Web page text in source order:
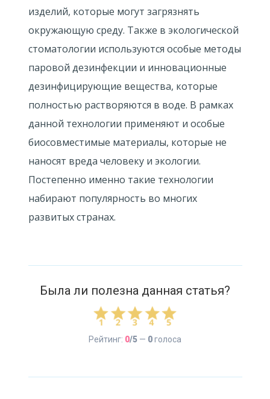
изделий, которые могут загрязнять
окружающую среду. Также в экологической
стоматологии используются особые методы
паровой дезинфекции и инновационные
дезинфицирующие вещества, которые
полностью растворяются в воде. В рамках
данной технологии применяют и особые
биосовместимые материалы, которые не
наносят вреда человеку и экологии.
Постепенно именно такие технологии
набирают популярность во многих
развитых странах.
Была ли полезна данная статья?
Рейтинг: 0/5 — 0голоса